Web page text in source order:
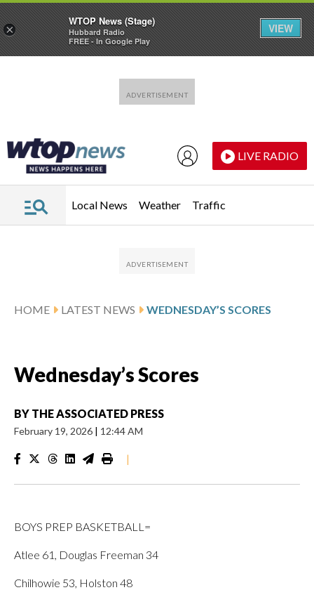
LIVE RADIO
Local News Weather Traffic
HOME LATEST NEWS WEDNESDAY’S SCORES
Wednesday’s Scores
BY THE ASSOCIATED PRESS
February 19, 2026 | 12:44 AM
|
BOYS PREP BASKETBALL=
Atlee 61, Douglas Freeman 34
Chilhowie 53, Holston 48
×
WTOP News (Stage)
Hubbard Radio
FREE - In Google Play
VIEW